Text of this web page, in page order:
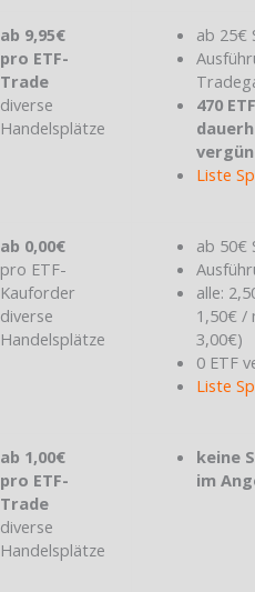
ab 9,95€
pro ETF-
Trade
diverse
Handelsplätze
ab 25€
470
Liste
ab 0,00€
pro ETF-
Kauforder
diverse
Handelsplätze
ab 50€
alle:
1,50€ /
3,00€)
0 ETF
Liste
ab 1,00€
pro ETF-
Trade
diverse
Handelsplätze
keine
im